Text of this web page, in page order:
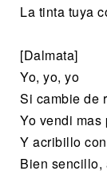
La tinta tuya
[Dalmata]
Yo, yo, yo
Si cambie de
Yo vendi
Y acribillo
Bien sencillo,